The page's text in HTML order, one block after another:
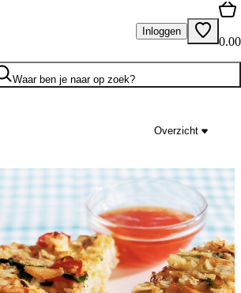
Inloggen
0.00
Waar ben je naar op zoek?
Overzicht